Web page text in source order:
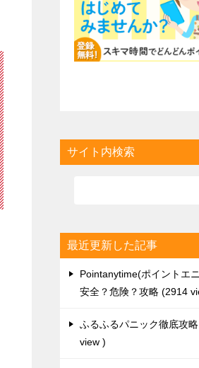
サイト内検索
最近更新した記事
Pointanytime(ポイントエ
安全？危険？攻略
2914
ふるふるパニック徹底攻略
view